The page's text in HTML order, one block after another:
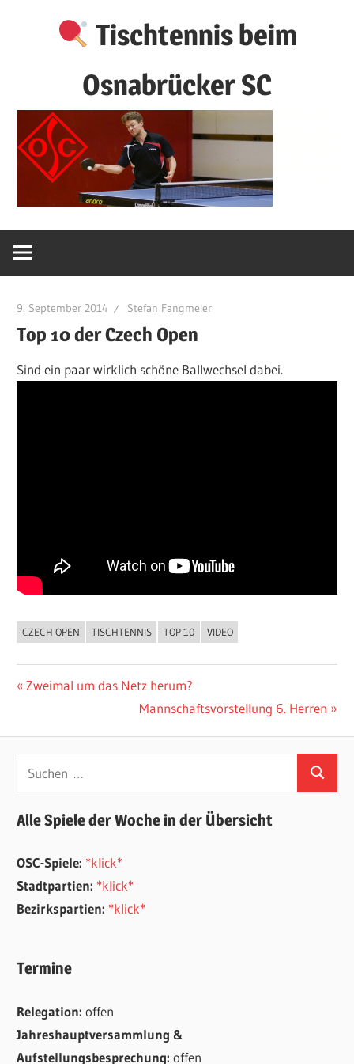
Tischtennis beim
Osnabrücker SC
9. September 2014 Stefan Fangmeier
Top 10 der Czech Open
Sind ein paar wirklich schöne Ballwechsel dabei.
ALLGEMEIN
CZECH OPEN TISCHTENNIS TOP 10 VIDEO
Beitragsnavigation
Vorheriger
Zweimal um das Netz herum?
Nächster
Mannschaftsvorstellung 6. Herren
Suchen
Alle Spiele der Woche in der Übersicht
OSC-Spiele: *klick*
Stadtpartien: *klick*
Bezirkspartien: *klick*
Termine
Relegation:offen
Jahreshauptversammlung &
Aufstellungsbesprechung:offen